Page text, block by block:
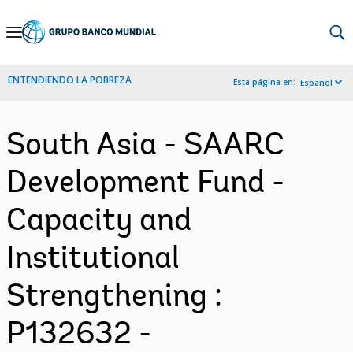
Skip
Navigation
ENTENDIENDO LA POBREZA Esta página en: Español
South Asia - SAARC
Development Fund -
Capacity and
Institutional
Strengthening :
P132632 -